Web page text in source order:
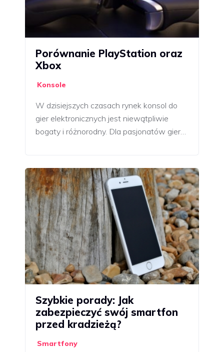
Porównanie PlayStation oraz
Xbox
Konsole
W dzisiejszych czasach rynek konsol do
gier elektronicznych jest niewątpliwie
bogaty i różnorodny. Dla pasjonatów gier…
Szybkie porady: Jak
zabezpieczyć swój smartfon
przed kradzieżą?
Smartfony